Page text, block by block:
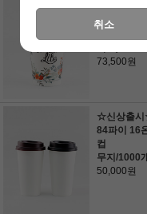
90파이 16
라워 핫컵
73,500원
☆신상출
84파이 16
컵
무지/1000
50,000원
취소